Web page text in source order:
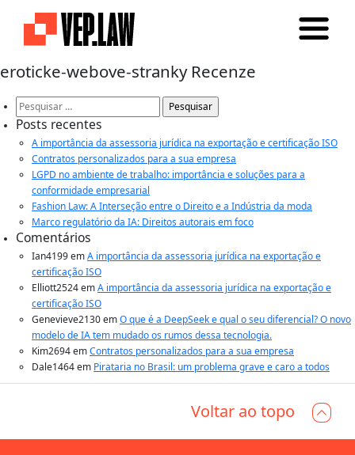
eroticke-webove-stranky Recenze
Pesquisar
por:
Posts recentes
A importância da assessoria jurídica na exportação e certificação ISO
Contratos personalizados para a sua empresa
LGPD no ambiente de trabalho: importância e soluções para a
conformidade empresarial
Fashion Law: A Interseção entre o Direito e a Indústria da moda
Marco regulatório da IA: Direitos autorais em foco
Comentários
Ian4199emA importância da assessoria jurídica na exportação e
certificação ISO
Elliott2524emA importância da assessoria jurídica na exportação e
certificação ISO
Genevieve2130emO que é a DeepSeek e qual o seu diferencial? O novo
modelo de IA tem mudado os rumos dessa tecnologia.
Kim2694emContratos personalizados para a sua empresa
Dale1464em Pirataria no Brasil: um problema grave e caro a todos
Voltar ao topo